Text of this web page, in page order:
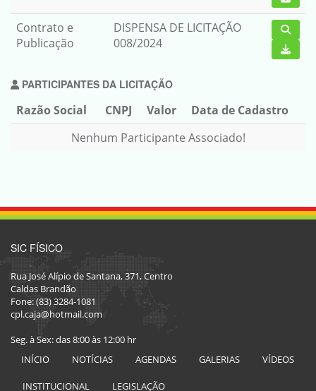
Contrato e
Publicação
DISPENSA DE LICITAÇÃO
008/2024
PARTICIPANTES DA LICITAÇÃO
Razão Social CNPJ Valor
Data de Cadastro
Nenhum Participante Associado!
SIC FÍSICO
Rua José Alípio de Santana, 371, Centro
Caldas Brandão
Fone: (83) 3284-1081
cpl.caja@hotmail.com
Seg. à Sex: das 8:00 às 12:00 hr
INÍCIO
NOTÍCIAS AGENDAS GALERIAS VÍDEOS
INSTITUCIONAL LEGISLAÇÃO